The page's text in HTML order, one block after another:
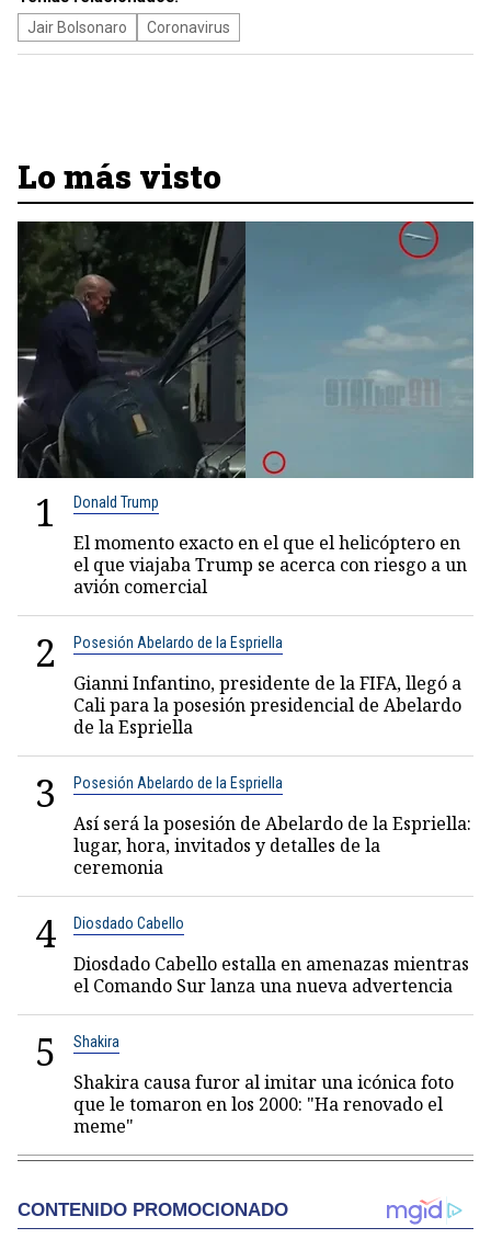
Jair Bolsonaro Coronavirus
Lo más visto
1 Donald Trump
El momento exacto en el que el helicóptero en
el que viajaba Trump se acerca con riesgo a un
avión comercial
2 Posesión Abelardo de la Espriella
Gianni Infantino, presidente de la FIFA, llegó a
Cali para la posesión presidencial de Abelardo
de la Espriella
3 Posesión Abelardo de la Espriella
Así será la posesión de Abelardo de la Espriella:
lugar, hora, invitados y detalles de la
ceremonia
4 Diosdado Cabello
Diosdado Cabello estalla en amenazas mientras
el Comando Sur lanza una nueva advertencia
5 Shakira
Shakira causa furor al imitar una icónica foto
que le tomaron en los 2000: "Ha renovado el
meme"